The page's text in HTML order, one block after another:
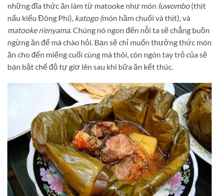
những đĩa thức ăn làm từ matooke như món luwombo(thịt
nấu kiểu Đông Phi), katogo (món hầm chuối và thịt),và
matooke n’enyama.Chúng nó ngon đến nỗi ta sẽ chẳng buồn
ngừng ăn để mà chào hỏi. Bạn sẽ chỉ muốn thưởng thức món
ăn cho đến miếng cuối cùng mà thôi,còn ngón tay trỏ của sẽ
bạn bật chế độ tự giơ lên sau khi bữa ăn kết thúc.